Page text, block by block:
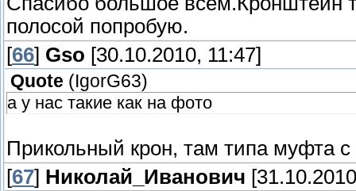
полосой попробую.
[66] Gso [30.10.2010, 11:47]
Quote ( IgorG63)
а у нас такие как на фото
Прикольный крон, там типа муфта с
[67] Николай_Иванович